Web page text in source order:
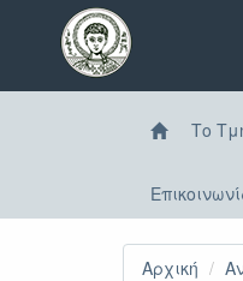
Παράκαμψη
κυρίως
Το
Αρχική